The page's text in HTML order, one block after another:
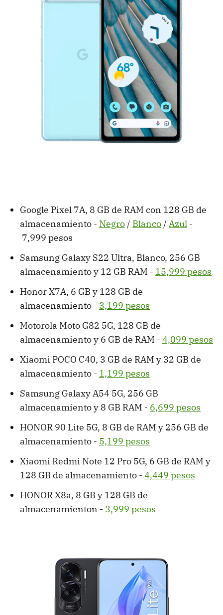
Google Pixel 7A, 8 GB de RAM con 128 GB de
almacenamiento - Negro / Blanco / Azul -
7,999 pesos
Samsung Galaxy S22 Ultra, Blanco, 256 GB
almacenamiento y 12 GB RAM - 15,999 pesos
Honor X7A, 6 GB y 128 GB de
almacenamiento - 3,199 pesos
Motorola Moto G82 5G, 128 GB de
almacenamiento y 6 GB de RAM - 4,099 pesos
Xiaomi POCO C40, 3 GB de RAM y 32 GB de
almacenamiento - 1,199 pesos
Samsung Galaxy A54 5G, 256 GB
almacenamiento y 8 GB RAM - 6,699 pesos
HONOR 90 Lite 5G, 8 GB de RAM y 256 GB de
almacenamiento - 5,199 pesos
Xiaomi Redmi Note 12 Pro 5G, 6 GB de RAM y
128 GB de almacenamiento - 4,449 pesos
HONOR X8a, 8 GB y 128 GB de
almacenamienton - 3,999 pesos